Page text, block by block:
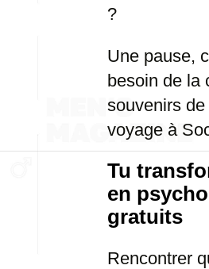
?
Une pause,
besoin de la
souvenirs
voyage à
Tu
en
gratuits
Rencontrer